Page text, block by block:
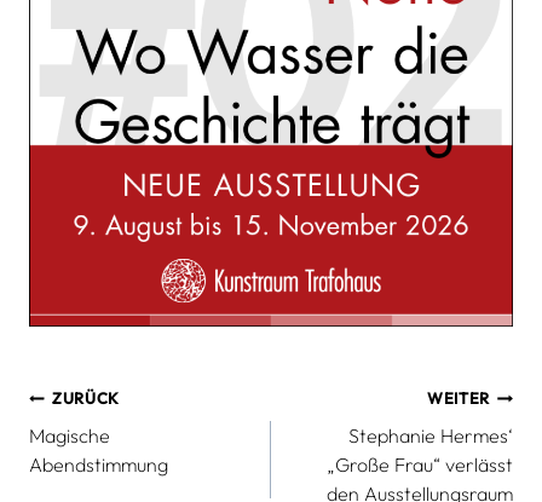
Beitragsnavigation
ZURÜCK
Magische
Abendstimmung
WEITER
Stephanie Hermes‘
„Große Frau“ verlässt
den Ausstellungsraum